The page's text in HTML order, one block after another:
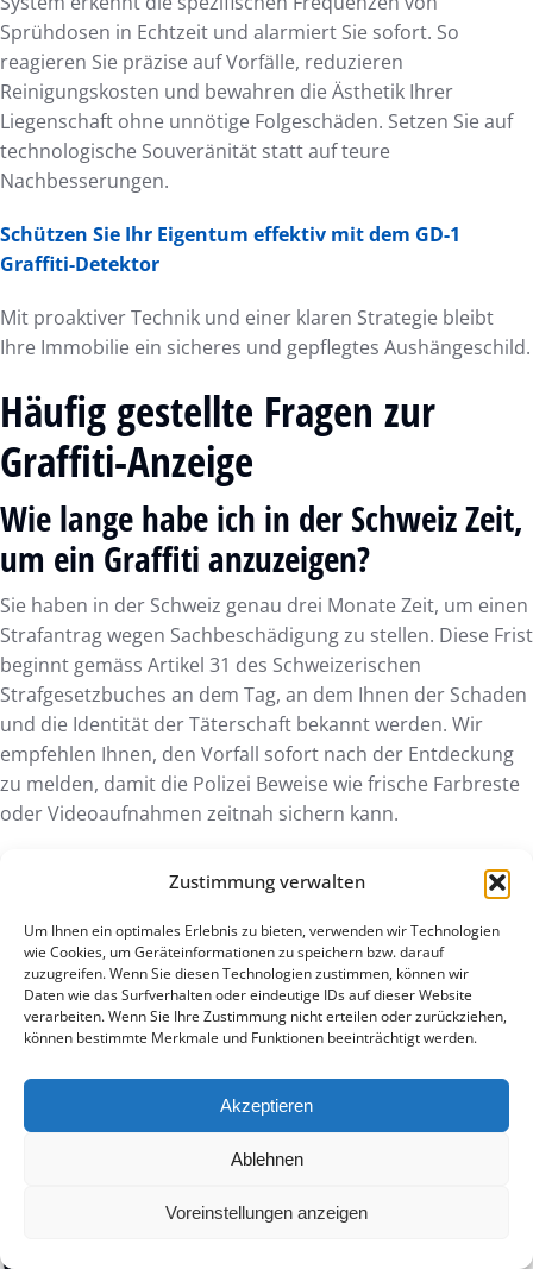
Zustimmung verwalten
Um Ihnen ein optimales Erlebnis zu bieten, verwenden wir Technologien
wie Cookies, um Geräteinformationen zu speichern bzw. darauf
zuzugreifen. Wenn Sie diesen Technologien zustimmen, können wir
Daten wie das Surfverhalten oder eindeutige IDs auf dieser Website
verarbeiten. Wenn Sie Ihre Zustimmung nicht erteilen oder zurückziehen,
können bestimmte Merkmale und Funktionen beeinträchtigt werden.
Akzeptieren
Ablehnen
Voreinstellungen anzeigen
Sprühdosen in Echtzeit und alarmiert Sie sofort. So
reagieren Sie präzise auf Vorfälle, reduzieren
Reinigungskosten und bewahren die Ästhetik Ihrer
Liegenschaft ohne unnötige Folgeschäden. Setzen Sie auf
technologische Souveränität statt auf teure
Nachbesserungen.
Schützen Sie Ihr Eigentum effektiv mit dem GD-1
Graffiti-Detektor
Mit proaktiver Technik und einer klaren Strategie bleibt
Ihre Immobilie ein sicheres und gepflegtes Aushängeschild.
Häufig gestellte Fragen zur
Graffiti-Anzeige
Wie lange habe ich in der Schweiz Zeit,
um ein Graffiti anzuzeigen?
Sie haben in der Schweiz genau drei Monate Zeit, um einen
Strafantrag wegen Sachbeschädigung zu stellen. Diese Frist
beginnt gemäss Artikel 31 des Schweizerischen
Strafgesetzbuches an dem Tag, an dem Ihnen der Schaden
und die Identität der Täterschaft bekannt werden. Wir
empfehlen Ihnen, den Vorfall sofort nach der Entdeckung
zu melden, damit die Polizei Beweise wie frische Farbreste
oder Videoaufnahmen zeitnah sichern kann.
Kann ich ein Graffiti auch anonym
anzeigen?
Eine anonyme Meldung ist bei der Polizei zwar möglich,
führt im Falle einer Sachbeschädigung jedoch meist nicht
zu strafrechtlichen Konsequenzen. Da es sich um ein
Antragsdelikt handelt, muss die geschädigte Person den
Strafantrag formell unterzeichnen und ihre Identität
offenlegen. Ohne diesen offiziellen Antrag stellt die
Staatsanwaltschaft die Ermittlungen in der Regel ein, es sei
denn, es liegt ein Fall von qualifizierter Sachbeschädigung
Was kostet es, eine Anzeige wegen